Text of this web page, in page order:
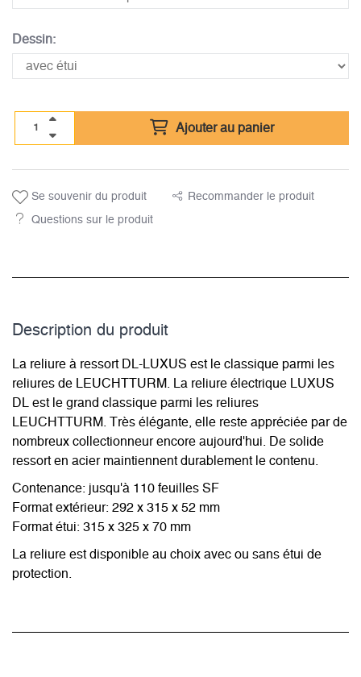
Dessin:
Ajouter au panier
Se souvenir du produit Recommander le produit
Questions sur le produit
Description du­ produit
La reliure à ressort DL-LUXUS est le classique parmi les
reliures de LEUCHTTURM. La reliure électrique LUXUS
DL est le grand classique parmi les reliures
LEUCHTTURM. Très élégante, elle reste appréciée par de
nombreux collectionneur encore aujourd'hui. De solide
ressort en acier maintiennent durablement le contenu.
Contenance: jusqu'à 110 feuilles SF
Format extérieur: 292 x 315 x 52 mm
Format étui: 315 x 325 x 70 mm
La reliure est disponible au choix avec ou sans étui de
protection.